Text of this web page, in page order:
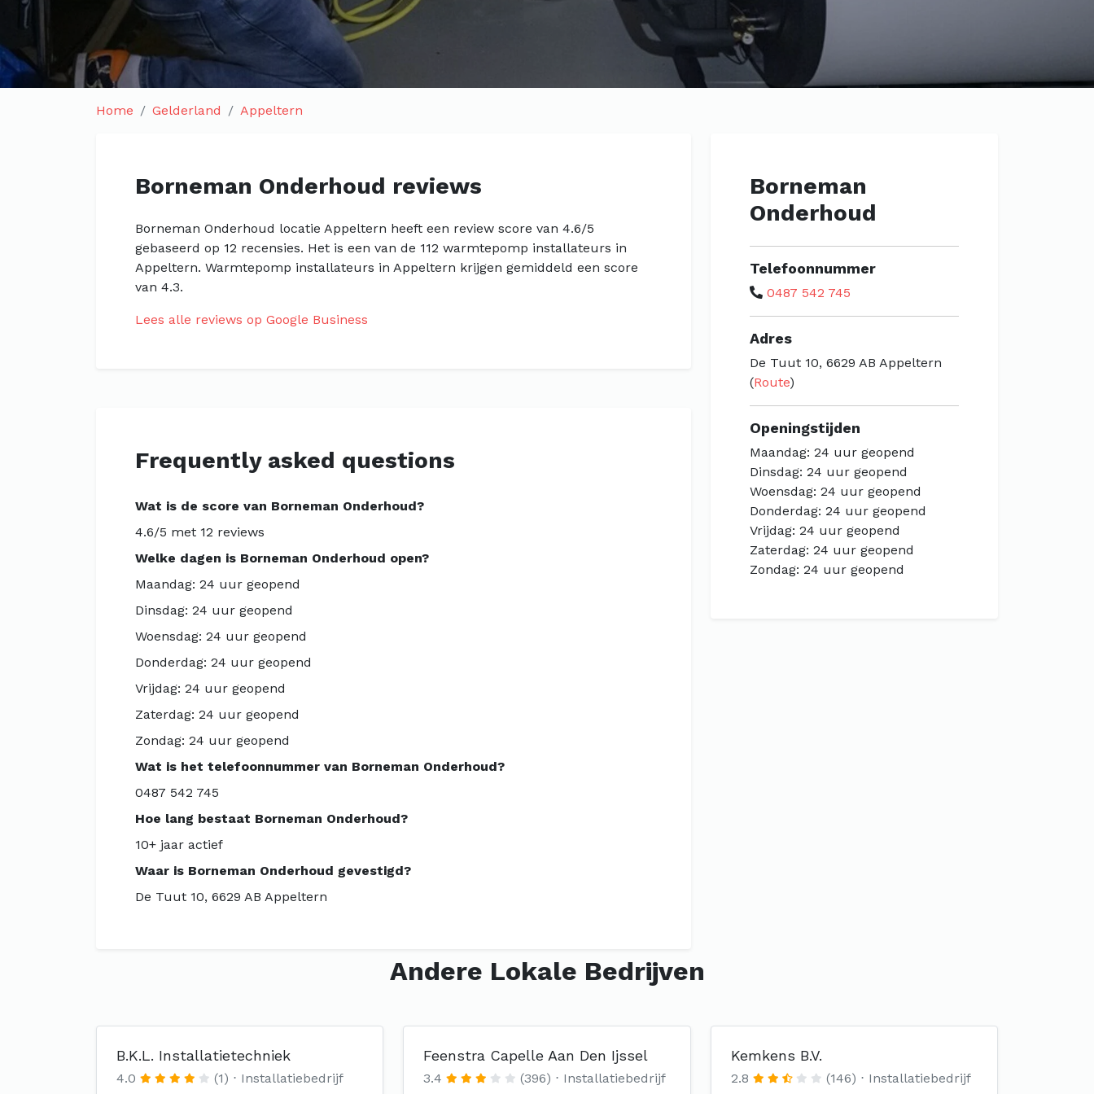
Home Gelderland Appeltern
Borneman Onderhoud reviews
Borneman Onderhoud locatie Appeltern heeft een review score van 4.6/5
gebaseerd op 12 recensies. Het is een van de 112 warmtepomp installateurs in
Appeltern. Warmtepomp installateurs in Appeltern krijgen gemiddeld een score
van 4.3.
Lees alle reviews op Google Business
Frequently asked questions
Wat is de score van Borneman Onderhoud?
4.6/5 met 12 reviews
Welke dagen is Borneman Onderhoud open?
Maandag: 24 uur geopend
Dinsdag: 24 uur geopend
Woensdag: 24 uur geopend
Donderdag: 24 uur geopend
Vrijdag: 24 uur geopend
Zaterdag: 24 uur geopend
Zondag: 24 uur geopend
Wat is het telefoonnummer van Borneman Onderhoud?
0487 542 745
Hoe lang bestaat Borneman Onderhoud?
10+ jaar actief
Waar is Borneman Onderhoud gevestigd?
De Tuut 10, 6629 AB Appeltern
Borneman
Onderhoud
Telefoonnummer
0487 542 745
Adres
De Tuut 10, 6629 AB Appeltern
(Route)
Openingstijden
Maandag: 24 uur geopend
Dinsdag: 24 uur geopend
Woensdag: 24 uur geopend
Donderdag: 24 uur geopend
Vrijdag: 24 uur geopend
Zaterdag: 24 uur geopend
Zondag: 24 uur geopend
Andere Lokale Bedrijven
B.K.L. Installatietechniek
4.0 (1) Installatiebedrijf
Feenstra Capelle Aan Den Ijssel
3.4 (396) Installatiebedrijf
Kemkens B.V.
2.8 (146) Installatiebedrijf